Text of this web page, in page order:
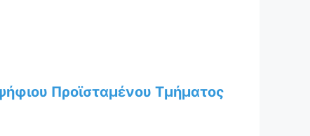
Προϊσταμένου Τμήματος